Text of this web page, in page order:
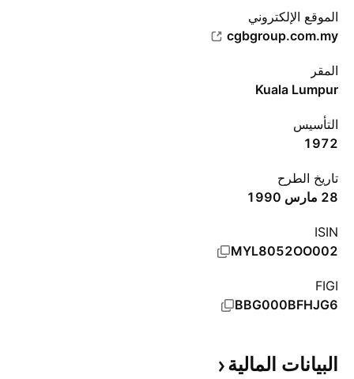
الموقع الإلكتروني
cgbgroup.com.my
المقر
Kuala Lumpur
التأسيس
1972
تاريخ الطرح
28 مارس 1990
ISIN
MYL8052OO002
FIGI
BBG000BFHJG6
البيانات المالية